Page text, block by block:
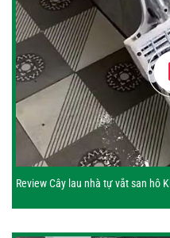
Review Cây lau nhà tự vắt san hô